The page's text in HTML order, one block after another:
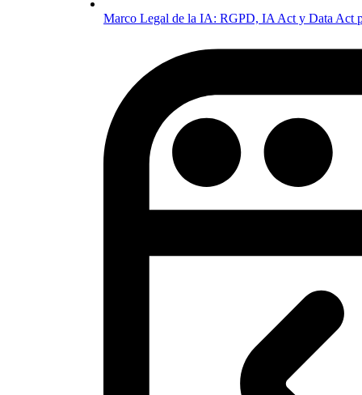
Marco Legal de la IA: RGPD, IA Act y Data Act